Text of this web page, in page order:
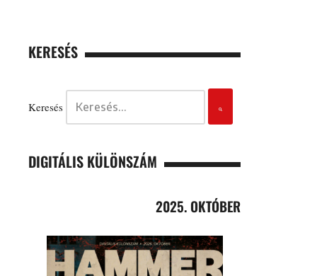
KERESÉS
Keresés
DIGITÁLIS KÜLÖNSZÁM
2025. OKTÓBER